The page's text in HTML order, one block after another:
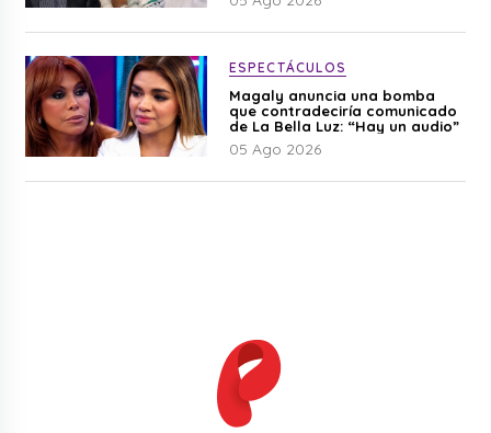
ESPECTÁCULOS
Magaly anuncia una bomba
que contradeciría comunicado
de La Bella Luz: “Hay un audio”
05 Ago 2026